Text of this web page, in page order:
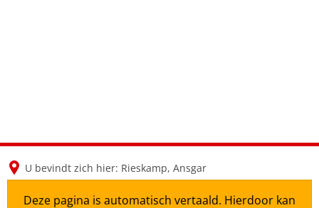
U bevindt zich hier: Rieskamp, Ansgar
Deze pagina is automatisch vertaald. Hierdoor kan